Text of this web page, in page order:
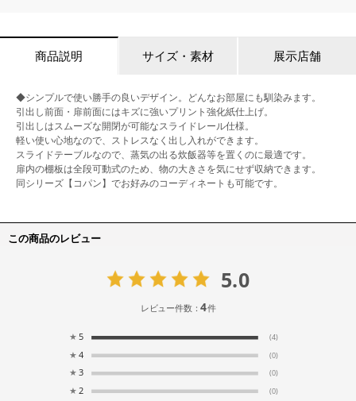
商品説明 サイズ・素材 展示店舗
◆シンプルで使い勝手の良いデザイン。どんなお部屋にも馴染みます。
引出し前面・扉前面にはキズに強いプリント強化紙仕上げ。
引出しはスムーズな開閉が可能なスライドレール仕様。
軽い使い心地なので、ストレスなく出し入れができます。
スライドテーブルなので、蒸気の出る炊飯器等を置くのに最適です。
扉内の棚板は全段可動式のため、物の大きさを気にせず収納できます。
同シリーズ【コパン】でお好みのコーディネートも可能です。
この商品のレビュー
5.0
レビュー件数：4件
★ 5 (4)
★ 4 (0)
★ 3 (0)
★ 2 (0)